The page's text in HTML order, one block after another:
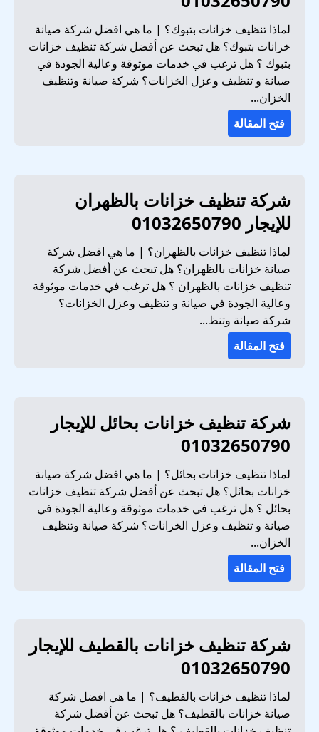
لماذا تنظيف خزانات بتبوك؟ | ما هي افضل شركة صيانة
خزانات بتبوك؟ هل تبحث عن أفضل شركة تنظيف خزانات
بتبوك ؟ هل ترغب في خدمات موثوقة وعالية الجودة في
صيانة و تنظيف وعزل الخزانات؟ شركة صيانة وتنظيف
الخزان...
فتح المقالة
شركة تنظيف خزانات بالظهران
للإيجار 01032650790
لماذا تنظيف خزانات بالظهران؟ | ما هي افضل شركة
صيانة خزانات بالظهران؟ هل تبحث عن أفضل شركة
تنظيف خزانات بالظهران ؟ هل ترغب في خدمات موثوقة
وعالية الجودة في صيانة و تنظيف وعزل الخزانات؟
شركة صيانة وتنظ...
فتح المقالة
شركة تنظيف خزانات بحائل للإيجار
01032650790
لماذا تنظيف خزانات بحائل؟ | ما هي افضل شركة صيانة
خزانات بحائل؟ هل تبحث عن أفضل شركة تنظيف خزانات
بحائل ؟ هل ترغب في خدمات موثوقة وعالية الجودة في
صيانة و تنظيف وعزل الخزانات؟ شركة صيانة وتنظيف
الخزان...
فتح المقالة
شركة تنظيف خزانات بالقطيف للإيجار
01032650790
لماذا تنظيف خزانات بالقطيف؟ | ما هي افضل شركة
صيانة خزانات بالقطيف؟ هل تبحث عن أفضل شركة